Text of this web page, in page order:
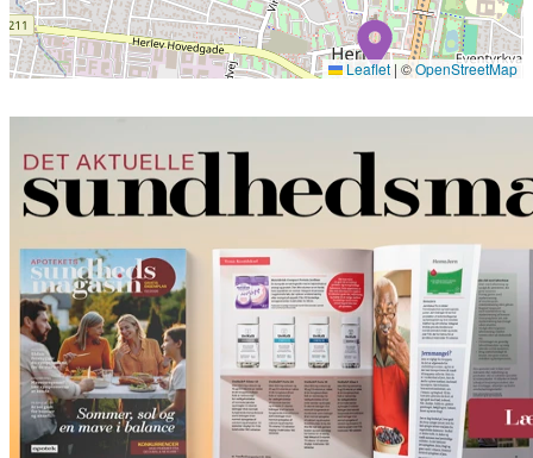
Leaflet | ©OpenStreetMap